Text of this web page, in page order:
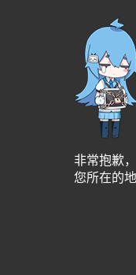
非常抱歉
您所在的